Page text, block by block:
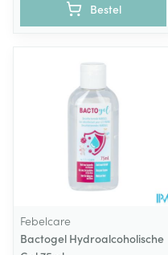
Bestel
Febelcare
Bactogel Hydroalcoholische